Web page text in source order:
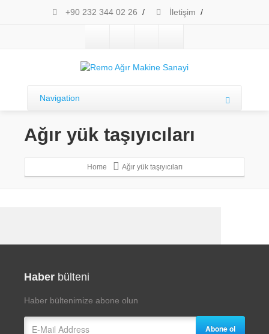
+90 232 344 02 26 / İletişim /
Navigation
Ağır yük taşıyıcıları
Home Ağır yük taşıyıcıları
Haber bülteni
Haber bültenimize abone olun
Abone ol